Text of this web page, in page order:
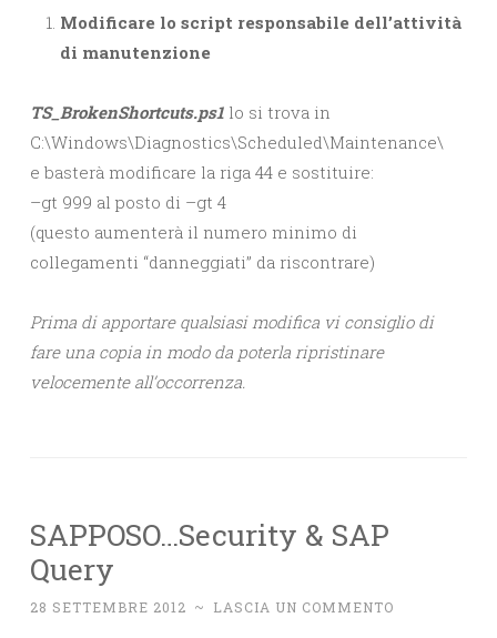
Modificare lo script responsabile dell’attività
di manutenzione
TS_BrokenShortcuts.ps1 lo si trova in
C:\Windows\Diagnostics\Scheduled\Maintenance\
e basterà modificare la riga 44 e sostituire:
–gt 999 al posto di –gt 4
(questo aumenterà il numero minimo di
collegamenti “danneggiati” da riscontrare)
Prima di apportare qualsiasi modifica vi consiglio di
fare una copia in modo da poterla ripristinare
velocemente all’occorrenza.
SAPPOSO…Security & SAP
Query
28 SETTEMBRE 2012 ~ LASCIA UN COMMENTO